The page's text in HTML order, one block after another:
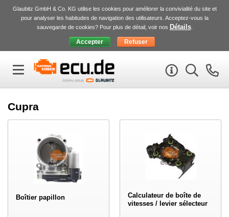
Glaubitz GmbH & Co. KG utilise les cookies pour améliorer la convivialité du site et
pour analyser les habitudes de navigation des utilisateurs. Acceptez-vous la
sauvegarde de cookies? Pour plus de détail, voir nos Détails.
Cupra
Boîtier papillon
Calculateur de boîte de
vitesses / levier sélecteur